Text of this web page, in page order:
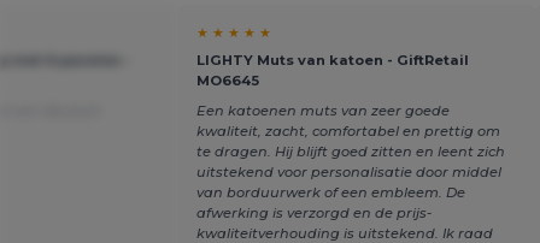
★ ★ ★ ★ ★
LIGHTY Muts van katoen - GiftRetail
MO6645
Een katoenen muts van zeer goede
kwaliteit, zacht, comfortabel en prettig om
te dragen. Hij blijft goed zitten en leent zich
uitstekend voor personalisatie door middel
van borduurwerk of een embleem. De
afwerking is verzorgd en de prijs-
kwaliteitverhouding is uitstekend. Ik raad